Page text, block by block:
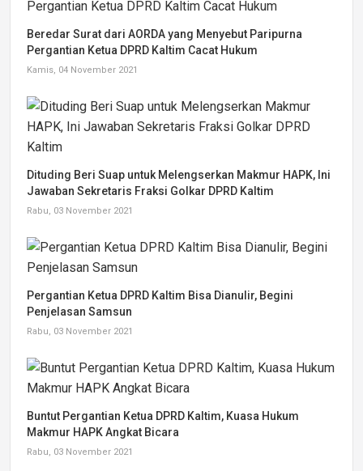
Beredar Surat dari AORDA yang Menyebut Paripurna
Pergantian Ketua DPRD Kaltim Cacat Hukum
Kamis, 04 November 2021
Dituding Beri Suap untuk Melengserkan Makmur HAPK, Ini
Jawaban Sekretaris Fraksi Golkar DPRD Kaltim
Rabu, 03 November 2021
Pergantian Ketua DPRD Kaltim Bisa Dianulir, Begini
Penjelasan Samsun
Rabu, 03 November 2021
Buntut Pergantian Ketua DPRD Kaltim, Kuasa Hukum
Makmur HAPK Angkat Bicara
Rabu, 03 November 2021